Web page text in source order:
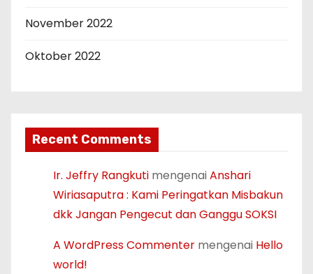
November 2022
Oktober 2022
Recent Comments
Ir. Jeffry Rangkuti mengenaiAnshari
Wiriasaputra : Kami Peringatkan Misbakun
dkk Jangan Pengecut dan Ganggu SOKSI
A WordPress Commenter mengenai Hello
world!